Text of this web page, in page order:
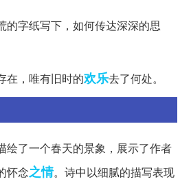
的字纸写下，如何传达深深的思
在，唯有旧时的欢乐去了何处。
绘了一个春天的景象，展示了作者
怀念之情。诗中以细腻的描写表现